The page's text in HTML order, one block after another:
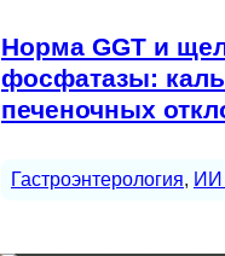
Норма GGT и
фосфатазы:
печеночных
Гастроэнтерология, ИИ